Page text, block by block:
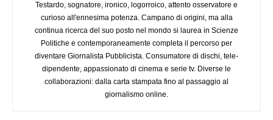
Testardo, sognatore, ironico, logorroico, attento osservatore e
curioso all'ennesima potenza. Campano di origini, ma alla
continua ricerca del suo posto nel mondo si laurea in Scienze
Politiche e contemporaneamente completa il percorso per
diventare Giornalista Pubblicista. Consumatore di dischi, tele-
dipendente, appassionato di cinema e serie tv. Diverse le
collaborazioni: dalla carta stampata fino al passaggio al
giornalismo online.